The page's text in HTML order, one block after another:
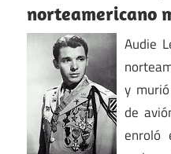
norteamericano
Audie
y
de
enroló